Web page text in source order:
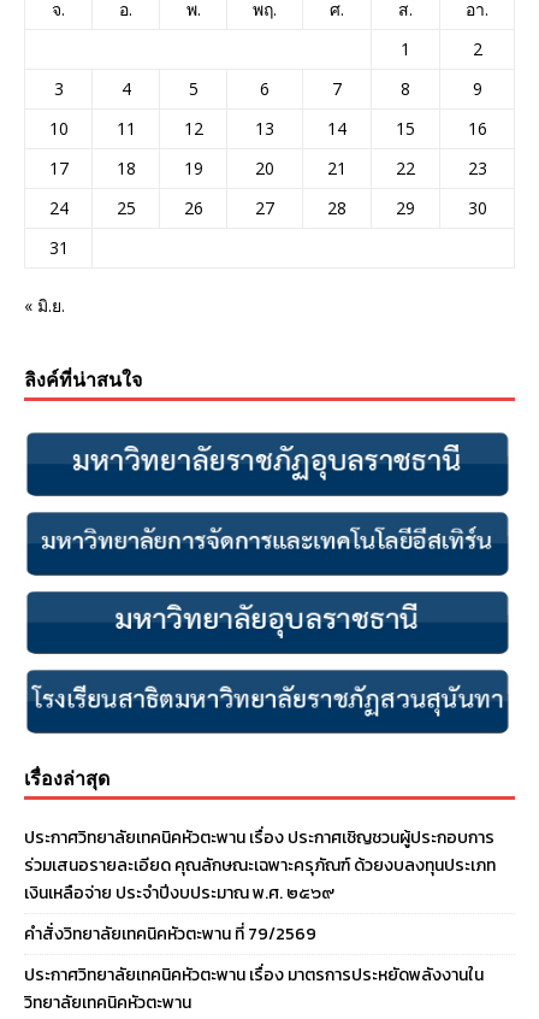
จ. อ. พ. พฤ. ศ. ส.
อา.
1
2
3
4 5 6 7 8
9
10
11 12 13 14 15
16
17
18 19 20 21 22
23
24
25 26 27 28 29
30
31
« มิ.ย.
ลิงค์ที่น่าสนใจ
เรื่องล่าสุด
ประกาศวิทยาลัยเทคนิคหัวตะพาน เรื่อง ประกาศเชิญชวนผู้ประกอบการ
ร่วมเสนอรายละเอียด คุณลักษณะเฉพาะครุภัณฑ์ ด้วยงบลงทุนประเภท
เงินเหลือจ่าย ประจําปีงบประมาณ พ.ศ. ๒๕๖๙
คำสั่งวิทยาลัยเทคนิคหัวตะพาน ที่ 79/2569
ประกาศวิทยาลัยเทคนิคหัวตะพาน เรื่อง มาตรการประหยัดพลังงานใน
วิทยาลัยเทคนิคหัวตะพาน